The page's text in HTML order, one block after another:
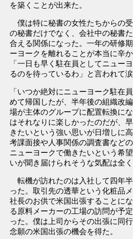
を築くことが出来た。
僕は特に秘書の女性たちからの
の秘書だけでなく、会社中の秘書
合える関係になった。一年の研修
ーヨークを離れることが本当に辛
「一日も早く駐在員としてニュー
るのを待っているわ」と言われて涙
「いつか絶対にニューヨーク駐在
めて帰国したが、半年後の組織改
場が主体のグループに配置転換に
はそれなりに楽しかったのだが、
きたいという強い思いが日増しに
考課面接や人事関係の調査書など
ニューヨークで働きたいという希
いが聞き届けられそうな気配は全く
転機が訪れたのは入社して四年
った。取引先の透華という化粧品
社長のお供で米国出張することに
る原料メーカーの工場の訪問が予
った。僕は上司からその出張に同
念願の米国出張の機会を得た。